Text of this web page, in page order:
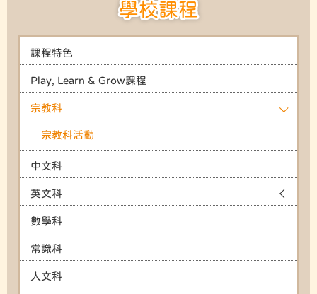
學校課程
課程特色
Play, Learn & Grow課程
宗教科
宗教科活動
中文科
英文科
數學科
常識科
人文科